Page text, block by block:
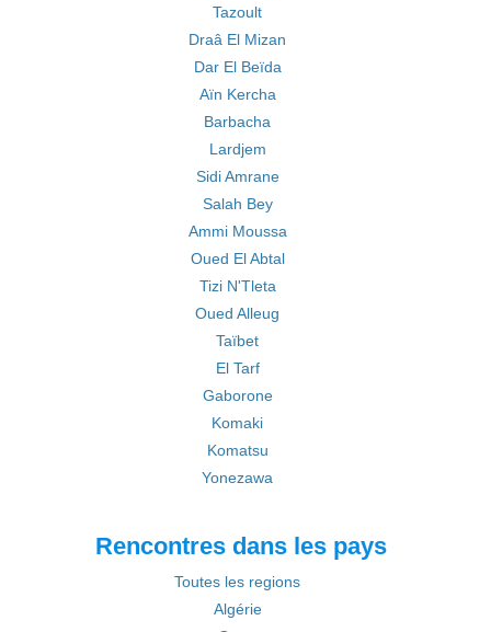
Tazoult
Draâ El Mizan
Dar El Beïda
Aïn Kercha
Barbacha
Lardjem
Sidi Amrane
Salah Bey
Ammi Moussa
Oued El Abtal
Tizi N'Tleta
Oued Alleug
Taïbet
El Tarf
Gaborone
Komaki
Komatsu
Yonezawa
Rencontres dans les pays
Toutes les regions
Algérie